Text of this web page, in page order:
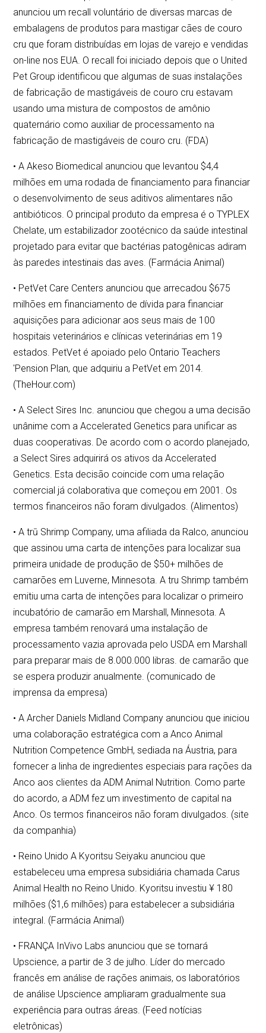
anunciou um recall voluntário de diversas marcas de
embalagens de produtos para mastigar cães de couro
cru que foram distribuídas em lojas de varejo e vendidas
on-line nos EUA. O recall foi iniciado depois que o United
Pet Group identificou que algumas de suas instalações
de fabricação de mastigáveis de couro cru estavam
usando uma mistura de compostos de amônio
quaternário como auxiliar de processamento na
fabricação de mastigáveis de couro cru. (FDA)
• A Akeso Biomedical anunciou que levantou $4,4
milhões em uma rodada de financiamento para financiar
o desenvolvimento de seus aditivos alimentares não
antibióticos. O principal produto da empresa é o TYPLEX
Chelate, um estabilizador zootécnico da saúde intestinal
projetado para evitar que bactérias patogênicas adiram
às paredes intestinais das aves. (Farmácia Animal)
• PetVet Care Centers anunciou que arrecadou $675
milhões em financiamento de dívida para financiar
aquisições para adicionar aos seus mais de 100
hospitais veterinários e clínicas veterinárias em 19
estados. PetVet é apoiado pelo Ontario Teachers
'Pension Plan, que adquiriu a PetVet em 2014.
(TheHour.com)
• A Select Sires Inc. anunciou que chegou a uma decisão
unânime com a Accelerated Genetics para unificar as
duas cooperativas. De acordo com o acordo planejado,
a Select Sires adquirirá os ativos da Accelerated
Genetics. Esta decisão coincide com uma relação
comercial já colaborativa que começou em 2001. Os
termos financeiros não foram divulgados. (Alimentos)
• A trū Shrimp Company, uma afiliada da Ralco, anunciou
que assinou uma carta de intenções para localizar sua
primeira unidade de produção de $50+ milhões de
camarões em Luverne, Minnesota. A tru Shrimp também
emitiu uma carta de intenções para localizar o primeiro
incubatório de camarão em Marshall, Minnesota. A
empresa também renovará uma instalação de
processamento vazia aprovada pelo USDA em Marshall
para preparar mais de 8.000.000 libras. de camarão que
se espera produzir anualmente. (comunicado de
imprensa da empresa)
• A Archer Daniels Midland Company anunciou que iniciou
uma colaboração estratégica com a Anco Animal
Nutrition Competence GmbH, sediada na Áustria, para
fornecer a linha de ingredientes especiais para rações da
Anco aos clientes da ADM Animal Nutrition. Como parte
do acordo, a ADM fez um investimento de capital na
Anco. Os termos financeiros não foram divulgados. (site
da companhia)
• Reino Unido A Kyoritsu Seiyaku anunciou que
estabeleceu uma empresa subsidiária chamada Carus
Animal Health no Reino Unido. Kyoritsu investiu ¥ 180
milhões ($1,6 milhões) para estabelecer a subsidiária
integral. (Farmácia Animal)
• FRANÇA InVivo Labs anunciou que se tornará
Upscience, a partir de 3 de julho. Líder do mercado
francês em análise de rações animais, os laboratórios
de análise Upscience ampliaram gradualmente sua
experiência para outras áreas. (Feed notícias
eletrônicas)